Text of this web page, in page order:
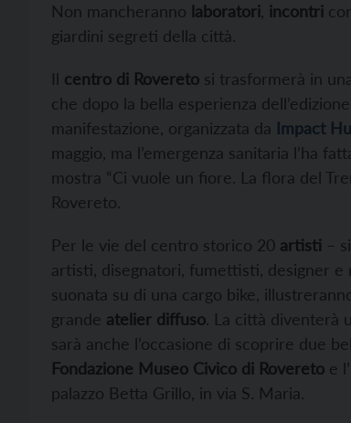
Non mancheranno laboratori, incontri
giardini segreti della città.
Il centro di Rovereto si trasformerà in una
che dopo la bella esperienza
manifestazione, organizzata da Impact
maggio, ma l’emergenza sanitaria l’ha
mostra “Ci vuole un fiore. La flora del
Rovereto.
Per le vie del centro storico 20 artisti –
artisti, disegnatori, fumettisti, designer e
suonata su di una cargo bike,
grande atelier diffuso. La città diventerà
sarà anche l’occasione di scoprire due
Fondazione Museo Civico di Rovereto e
palazzo Betta Grillo, in via S. Maria.